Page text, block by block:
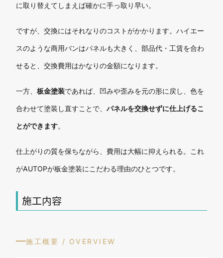
に取り替えてしまえば確かに手っ取り早い。
ですが、交換にはそれなりのコストがかかります。ハイエー
スのような商用バンはパネルも大きく、部品代・工賃を合わ
せると、交換費用はかなりの金額になります。
一方、 板金塗装であれば、凹みや歪みを元の形に戻し、色を
合わせて塗装し直すことで、 パネルを交換せずに仕上げるこ
とができます。
仕上がりの質を保ちながら、費用は大幅に抑えられる。これ
がAUTOPが板金塗装にこだわる理由のひとつです。
施工内容
施工概要 / OVERVIEW